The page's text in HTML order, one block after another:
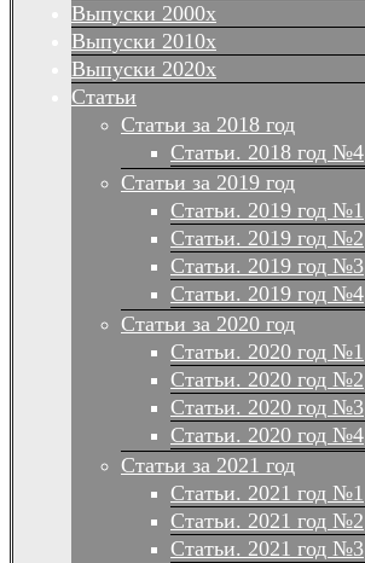
Выпуски 2000х
Выпуски 2010х
Выпуски 2020х
Статьи
Статьи за 2018 год
Статьи. 2018 год №4
Статьи за 2019 год
Статьи. 2019 год №1
Статьи. 2019 год №2
Статьи. 2019 год №3
Статьи. 2019 год №4
Статьи за 2020 год
Статьи. 2020 год №1
Статьи. 2020 год №2
Статьи. 2020 год №3
Статьи. 2020 год №4
Статьи за 2021 год
Статьи. 2021 год №1
Статьи. 2021 год №2
Статьи. 2021 год №3